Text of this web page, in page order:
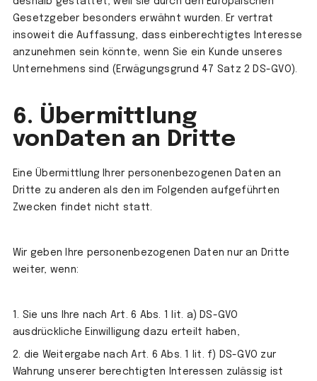
Gesetzgeber besonders erwähnt wurden. Er vertrat
insoweit die Auffassung, dass einberechtigtes Interesse
anzunehmen sein könnte, wenn Sie ein Kunde unseres
Unternehmens sind (Erwägungsgrund 47 Satz 2 DS-GVO).
6. Übermittlung
vonDaten an Dritte
Eine Übermittlung Ihrer personenbezogenen Daten an
Dritte zu anderen als den im Folgenden aufgeführten
Zwecken findet nicht statt.
Wir geben Ihre personenbezogenen Daten nur an Dritte
weiter, wenn:
1. Sie uns Ihre nach Art. 6 Abs. 1 lit. a) DS-GVO
ausdrückliche Einwilligung dazu erteilt haben,
2. die Weitergabe nach Art. 6 Abs. 1 lit. f) DS-GVO zur
Wahrung unserer berechtigten Interessen zulässig ist